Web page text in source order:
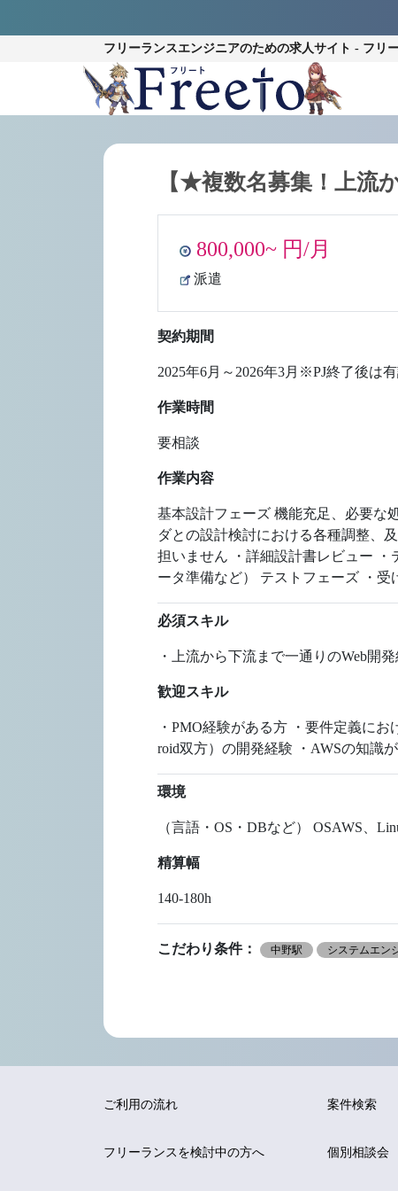
フリーランスエンジニアのための求人サイト - フリ
【★複数名募集！上流
800,000~ 円/月
派遣
契約期間
2025年6月～2026年3月※PJ終了後は
作業時間
要相談
作業内容
基本設計フェーズ 機能充足、必要な
ダとの設計検討における各種調整、
担いません ・詳細設計書レビュー
ータ準備など） テストフェーズ ・
必須スキル
・上流から下流まで一通りのWeb開
歓迎スキル
・PMO経験がある方 ・要件定義に
roid双方）の開発経験 ・AWSの知識
環境
（言語・OS・DBなど） OSAWS、
精算幅
140-180h
こだわり条件： 中野駅 システムエン
ご利用の流れ 案件検索
フリーランスを検討中の方へ 個別相談会